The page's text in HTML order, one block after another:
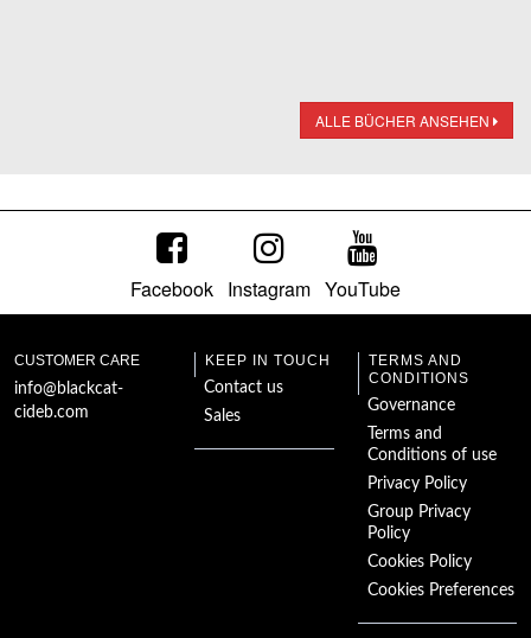
ALLE BÜCHER ANSEHEN
Facebook Instagram YouTube